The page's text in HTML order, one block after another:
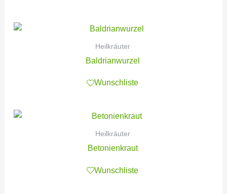
Heilkräuter
Baldrianwurzel
Wunschliste
Heilkräuter
Betonienkraut
Wunschliste